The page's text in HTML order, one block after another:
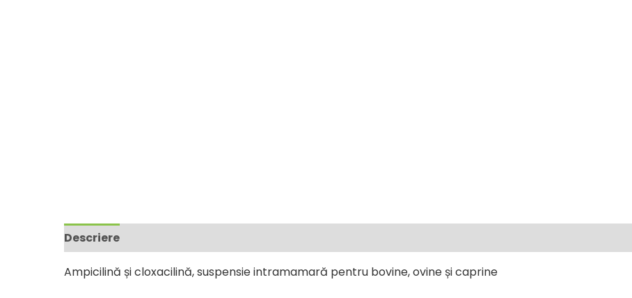
Descriere
Ampicilină și cloxacilină, suspensie intramamară pentru bovine, ovine și caprine